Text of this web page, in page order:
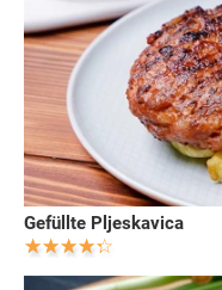
Gefüllte Pljeskavica